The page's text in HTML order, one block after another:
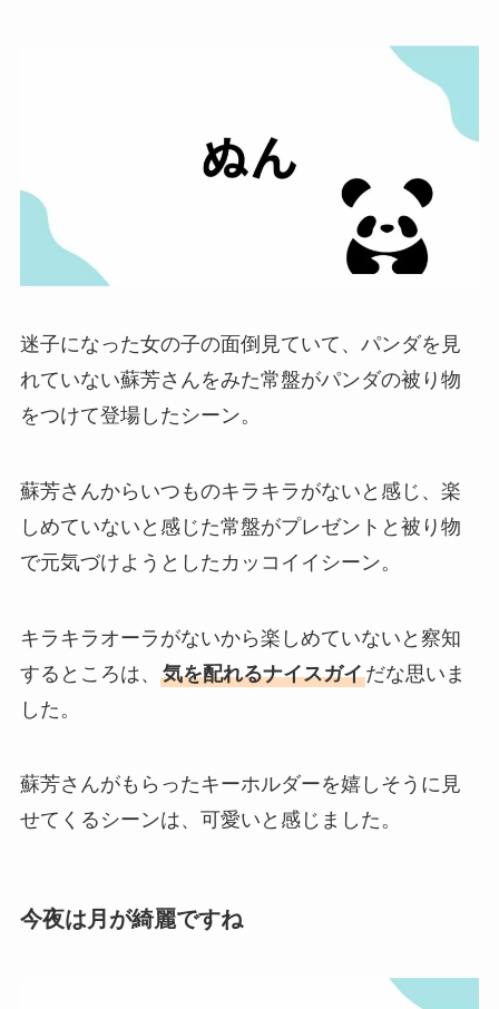
迷子になった女の子の面倒見ていて、パンダを見
れていない蘇芳さんをみた常盤がパンダの被り物
をつけて登場したシーン。
蘇芳さんからいつものキラキラがないと感じ、楽
しめていないと感じた常盤がプレゼントと被り物
で元気づけようとしたカッコイイシーン。
キラキラオーラがないから楽しめていないと察知
するところは、 気を配れるナイスガイだな思いま
した。
蘇芳さんがもらったキーホルダーを嬉しそうに見
せてくるシーンは、可愛いと感じました。
今夜は月が綺麗ですね